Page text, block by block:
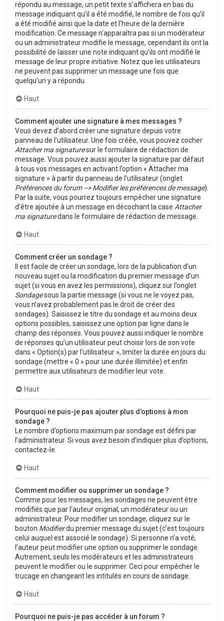
répondu au message, un petit texte s’affichera en bas du
message indiquant qu’il a été modifié, le nombre de fois qu’il
a été modifié ainsi que la date et l’heure de la dernière
modification. Ce message n’apparaîtra pas si un modérateur
ou un administrateur modifie le message, cependant ils ont la
possibilité de laisser une note indiquant qu’ils ont modifié le
message de leur propre initiative. Notez que les utilisateurs
ne peuvent pas supprimer un message une fois que
quelqu’un y a répondu.
Haut
Comment ajouter une signature à mes messages ?
Vous devez d’abord créer une signature depuis votre
panneau de l’utilisateur. Une fois créée, vous pouvez cocher
Attacher ma signaturesur le formulaire de rédaction de
message. Vous pouvez aussi ajouter la signature par défaut
à tous vos messages en activant l’option « Attacher ma
signature » à partir du panneau de l’utilisateur (onglet
Préférences du forum --> Modifier les préférences de message).
Par la suite, vous pourrez toujours empêcher une signature
d’être ajoutée à un message en décochant la case Attacher
ma signaturedans le formulaire de rédaction de message.
Haut
Comment créer un sondage ?
Il est facile de créer un sondage, lors de la publication d’un
nouveau sujet ou la modification du premier message d’un
sujet (si vous en avez les permissions), cliquez sur l’onglet
Sondagesous la partie message (si vous ne le voyez pas,
vous n’avez probablement pas le droit de créer des
sondages). Saisissez le titre du sondage et au moins deux
options possibles, saisissez une option par ligne dans le
champ des réponses. Vous pouvez aussi indiquer le nombre
de réponses qu’un utilisateur peut choisir lors de son vote
dans « Option(s) par l’utilisateur », limiter la durée en jours du
sondage (mettre « 0 » pour une durée illimitée) et enfin
permettre aux utilisateurs de modifier leur vote.
Haut
Pourquoi ne puis-je pas ajouter plus d’options à mon
sondage ?
Le nombre d’options maximum par sondage est défini par
l’administrateur. Si vous avez besoin d’indiquer plus d’options,
contactez-le.
Haut
Comment modifier ou supprimer un sondage ?
Comme pour les messages, les sondages ne peuvent être
modifiés que par l’auteur original, un modérateur ou un
administrateur. Pour modifier un sondage, cliquez sur le
bouton Modifierdu premier message du sujet (c’est toujours
celui auquel est associé le sondage). Si personne n’a voté,
l’auteur peut modifier une option ou supprimer le sondage.
Autrement, seuls les modérateurs et les administrateurs
peuvent le modifier ou le supprimer. Ceci pour empêcher le
trucage en changeant les intitulés en cours de sondage.
Haut
Pourquoi ne puis-je pas accéder à un forum ?